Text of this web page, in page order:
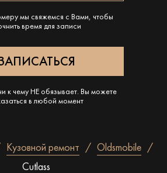
мы свяжемся с Вами, чтобы
время для записи
к чему НЕ обязывает. Вы можете
в любой момент
Кузовной ремонт
Oldsmobile
Cutlass